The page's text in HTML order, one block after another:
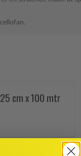
cm x 100 mtr